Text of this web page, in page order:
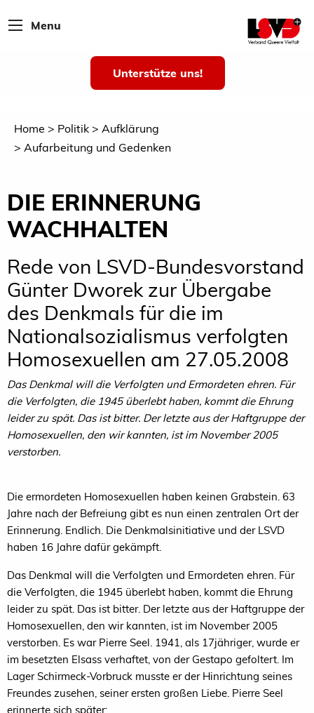
Menu
Unterstütze uns!
Home Politik
Aufklärung
Aufarbeitung und Gedenken
DIE ERINNERUNG
WACHHALTEN
Rede von LSVD-Bundesvorstand
Günter Dworek zur Übergabe
des Denkmals für die im
Nationalsozialismus verfolgten
Homosexuellen am 27.05.2008
Das Denkmal will die Verfolgten und Ermordeten ehren. Für
die Verfolgten, die 1945 überlebt haben, kommt die Ehrung
leider zu spät. Das ist bitter. Der letzte aus der Haftgruppe der
Homosexuellen, den wir kannten, ist im November 2005
verstorben.
Die ermordeten Homosexuellen haben keinen Grabstein. 63
Jahre nach der Befreiung gibt es nun einen zentralen Ort der
Erinnerung. Endlich. Die Denkmalsinitiative und der LSVD
haben 16 Jahre dafür gekämpft.
Das Denkmal will die Verfolgten und Ermordeten ehren. Für
die Verfolgten, die 1945 überlebt haben, kommt die Ehrung
leider zu spät. Das ist bitter. Der letzte aus der Haftgruppe der
Homosexuellen, den wir kannten, ist im November 2005
verstorben. Es war Pierre Seel. 1941, als 17jähriger, wurde er
im besetzten Elsass verhaftet, von der Gestapo gefoltert. Im
Lager Schirmeck-Vorbruck musste er der Hinrichtung seines
Freundes zusehen, seiner ersten großen Liebe. Pierre Seel
erinnerte sich später: